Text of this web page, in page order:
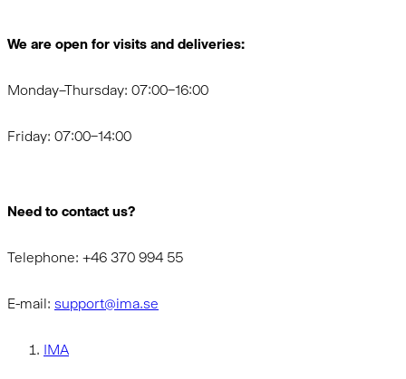
We are open for visits and deliveries:
Monday–Thursday: 07:00–16:00
Friday: 07:00–14:00
Need to contact us?
Telephone: +46 370 994 55
E-mail: support@ima.se
IMA